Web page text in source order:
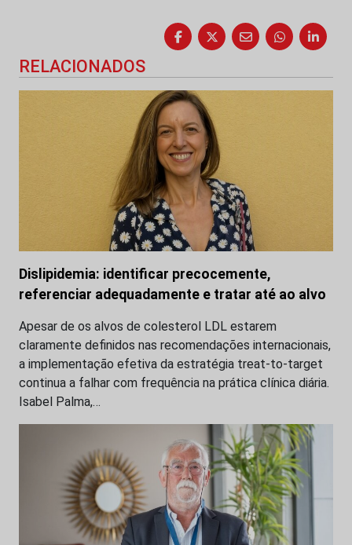
RELACIONADOS
Dislipidemia: identificar precocemente,
referenciar adequadamente e tratar até ao alvo
Apesar de os alvos de colesterol LDL estarem
claramente definidos nas recomendações internacionais,
a implementação efetiva da estratégia treat-to-target
continua a falhar com frequência na prática clínica diária.
Isabel Palma,…